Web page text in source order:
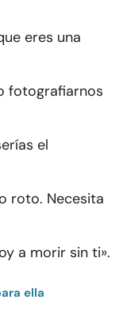
eres una
fotografiarnos
el
roto. Necesita
a morir sin ti».
ella